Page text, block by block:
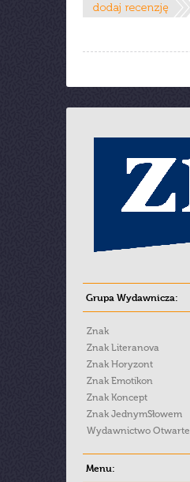
Grupa Wydawnicza:
Znak
Znak Literanova
Znak Horyzont
Znak Emotikon
Znak Koncept
Znak JednymSłowem
Wydawnictwo Otwarte
Menu: